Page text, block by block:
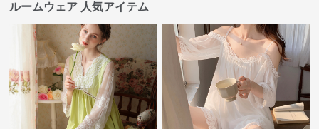
ルームウェア 人気アイテム